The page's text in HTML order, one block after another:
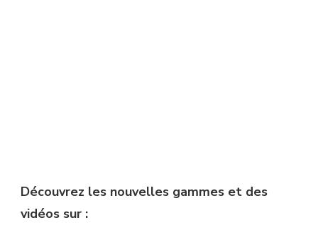
Découvrez les nouvelles gammes et des
vidéos sur :